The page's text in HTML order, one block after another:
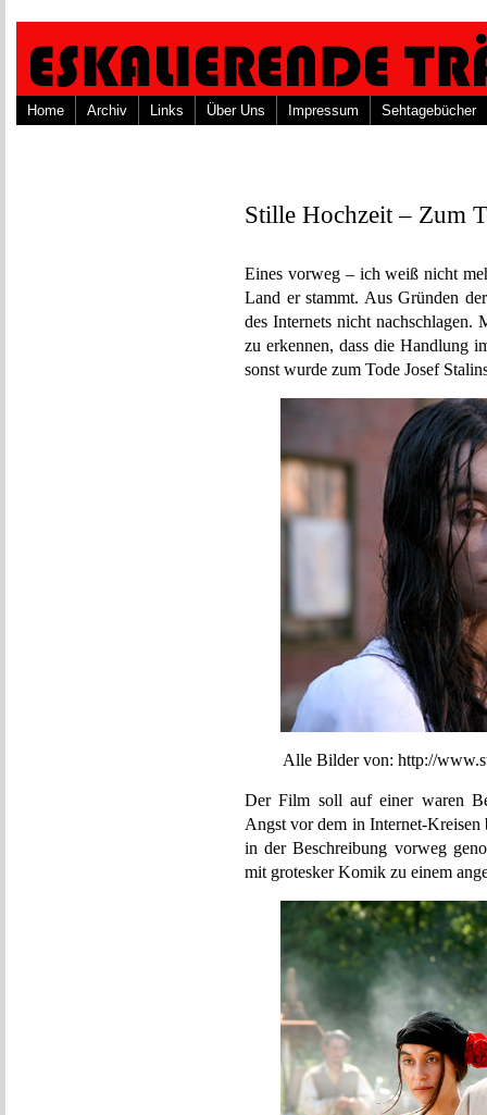
Home Archiv Links Über Uns Impressum Sehtagebücher
Stille Hochzeit – Zum
Eines vorweg – ich weiß nicht
Land er stammt. Aus Gründen
des Internets nicht nachschlagen.
zu erkennen, dass die Handlung
sonst wurde zum Tode Josef
Alle Bilder von: http://
Der Film soll auf einer waren
Angst vor dem in Internet-Kreisen
in der Beschreibung vorweg
mit grotesker Komik zu einem